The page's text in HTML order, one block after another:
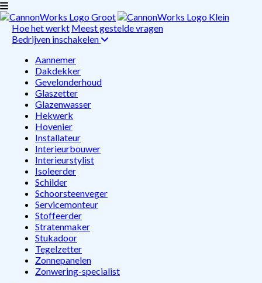
Hoe het werkt Meest gestelde vragen
Bedrijven inschakelen
Aannemer
Dakdekker
Gevelonderhoud
Glaszetter
Glazenwasser
Hekwerk
Hovenier
Installateur
Interieurbouwer
Interieurstylist
Isoleerder
Schilder
Schoorsteenveger
Servicemonteur
Stoffeerder
Stratenmaker
Stukadoor
Tegelzetter
Zonnepanelen
Zonwering-specialist